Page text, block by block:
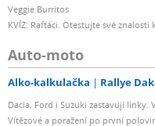
Veggie Burritos
KVÍZ: Rafťáci. Otestujte své
Auto-moto
Alko-kalkulačka Rallye
Dacia, Ford i Suzuki zastavují
Vítězové a poražení po první